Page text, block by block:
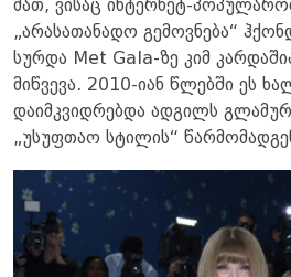
მათ, ვისაც ინტერნეტ-
„არასათანადო გემოვნება“
სურდა Met Gala-ზე კიმ
მიწვევა. 2010-იან წლებში ეს
დაიმკვიდრებდა ადგილს
„უსუფთაო სტილის“